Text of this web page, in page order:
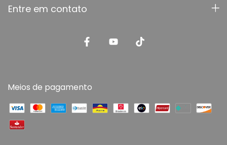
Entre em contato
Meios de pagamento